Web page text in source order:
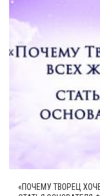
«ПОЧЕМУ ТВОРЕЦ